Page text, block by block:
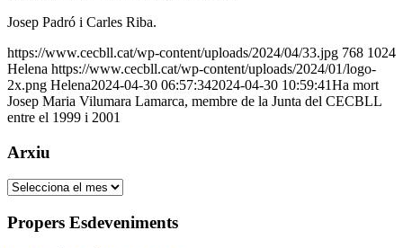
Josep Padró i Carles Riba.
https://www.cecbll.cat/wp-content/uploads/2024/04/33.jpg 768 1024
Helena https://www.cecbll.cat/wp-content/uploads/2024/01/logo-
2x.png Helena2024-04-30 06:57:342024-04-30 10:59:41Ha mort
Josep Maria Vilumara Lamarca, membre de la Junta del CECBLL
entre el 1999 i 2001
Arxiu
Arxiu
Propers Esdeveniments